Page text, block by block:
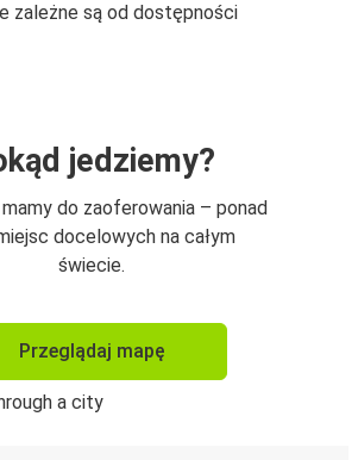
zależne są od dostępności
jedziemy?
do zaoferowania – ponad
docelowych na całym
świecie.
Przeglądaj mapę